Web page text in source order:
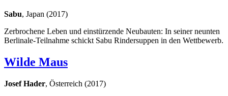
Sabu, Japan (2017)
Zerbrochene Leben und einstürzende Neubauten: In seiner neunten
Berlinale-Teilnahme schickt Sabu Rindersuppen in den Wettbewerb.
Wilde Maus
Josef Hader, Österreich (2017)